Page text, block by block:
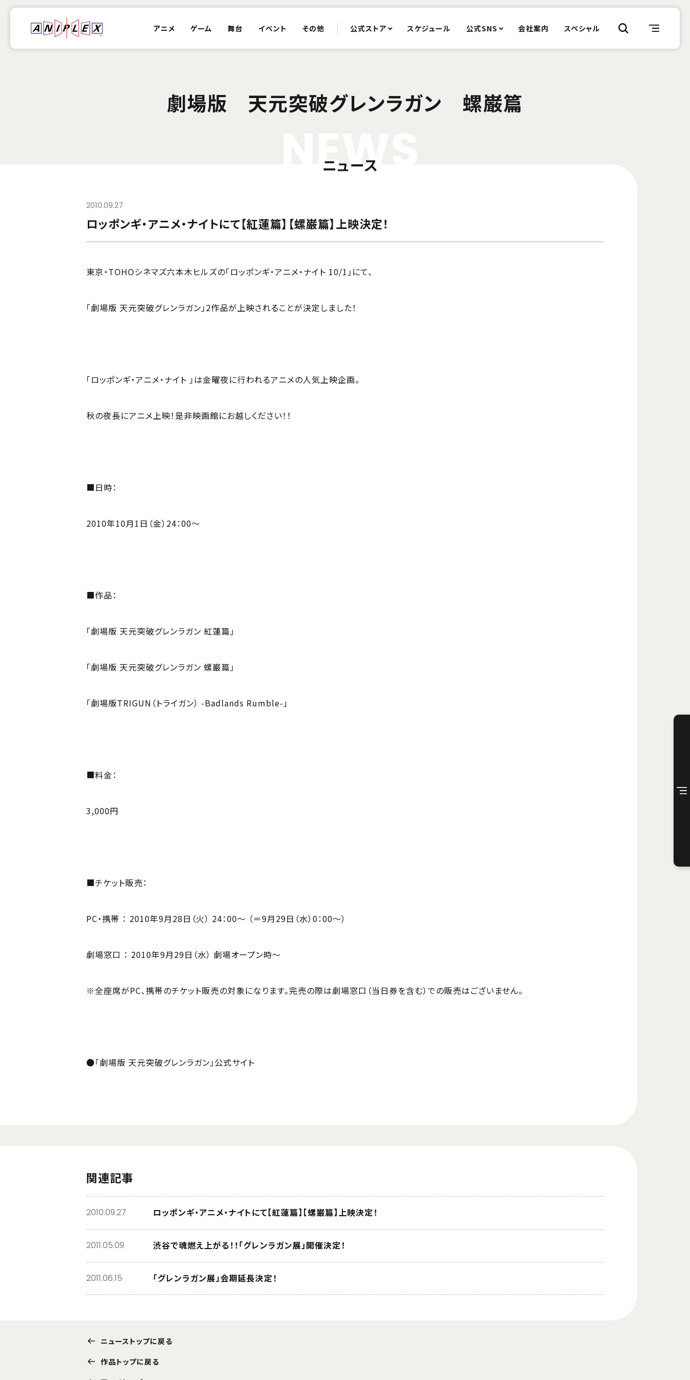
アニメ ゲーム 舞台 イベント その他 公式ストア スケジュール 公式SNS 会社案内 スペシャル
劇場版 天元突破グレンラガン 螺巌篇
EW
ニュース
2010.09.27
ロッポンギ・アニメ・ナイトにて【紅蓮篇】【螺巌篇】上映決定！
東京・TOHOシネマズ六本木ヒルズの「ロッポンギ・アニメ・ナイト 10/1」にて、
「劇場版 天元突破グレンラガン」2作品が上映されることが決定しました！
「ロッポンギ・アニメ・ナイト 」は金曜夜に行われるアニメの人気上映企画。
秋の夜長にアニメ上映！是非映画館にお越しください！！
■日時：
2010年10月1日（金）24：00〜
■作品：
「劇場版 天元突破グレンラガン 紅蓮篇」
「劇場版 天元突破グレンラガン 螺巌篇」
「劇場版TRIGUN（トライガン） -Badlands Rumble-」
■料金：
3,000円
■チケット販売：
PC・携帯 ： 2010年9月28日（火） 24：00〜 （＝9月29日（水）0：00〜）
劇場窓口 ： 2010年9月29日（水） 劇場オープン時〜
※全座席がPC、携帯のチケット販売の対象になります。完売の際は劇場窓口（当日券を含む）での販売はございません。
●「劇場版 天元突破グレンラガン」公式サイト
関連記事
ロッポンギ・アニメ・ナイトにて【紅蓮篇】【螺巌篇】上映決定！
2010.09.27
渋谷で魂燃え上がる！！「グレンラガン展」開催決定！
2011.05.09
「グレンラガン展」会期延長決定！
2011.06.15
ニューストップに戻る
作品トップに戻る